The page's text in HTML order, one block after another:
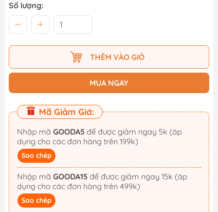
Số lượng:
THÊM VÀO GIỎ
MUA NGAY
Mã Giảm Giá:
Nhập mã GOODA5
dụng cho các đơn hàng trên 199k)
Sao chép
Nhập mã GOODA15
dụng cho các đơn hàng trên 499k)
Sao chép